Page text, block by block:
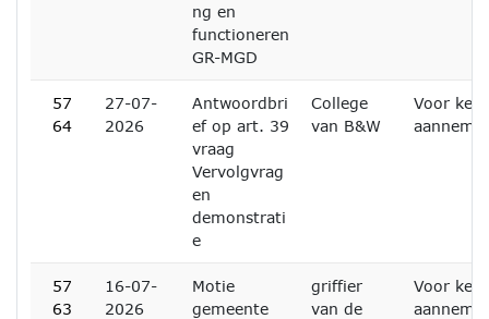
ng en
functioneren
GR-MGD
57
64
27-07-
2026
Antwoordbri
ef op art. 39
vraag
Vervolgvrag
en
demonstrati
e
College
van B&W
Voor
57
63
16-07-
2026
Motie
gemeente
griffier
van de
Voor